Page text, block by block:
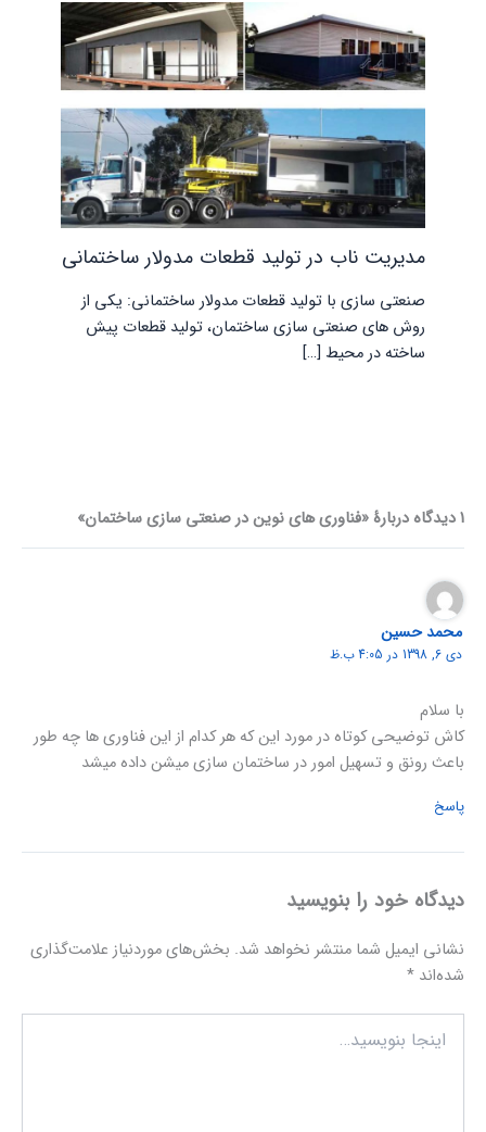
مدیریت ناب در تولید قطعات مدولار ساختمانی
صنعتی سازی با تولید قطعات مدولار ساختمانی: یکی از
روش های صنعتی سازی ساختمان، تولید قطعات پیش
ساخته در محیط […]
1 دیدگاه دربارهٔ «فناوری های نوین در صنعتی سازی ساختمان»
محمد حسین
دی 6, 1398 در 4:05 ب.ظ
با سلام
کاش توضیحی کوتاه در مورد این که هر کدام از این فناوری ها چه طور
باعث رونق و تسهیل امور در ساختمان سازی میشن داده میشد
پاسخ
دیدگاه‌ خود را بنویسید
نشانی ایمیل شما منتشر نخواهد شد. بخش‌های موردنیاز علامت‌گذاری
شده‌اند *
اینجا
بنویسید…